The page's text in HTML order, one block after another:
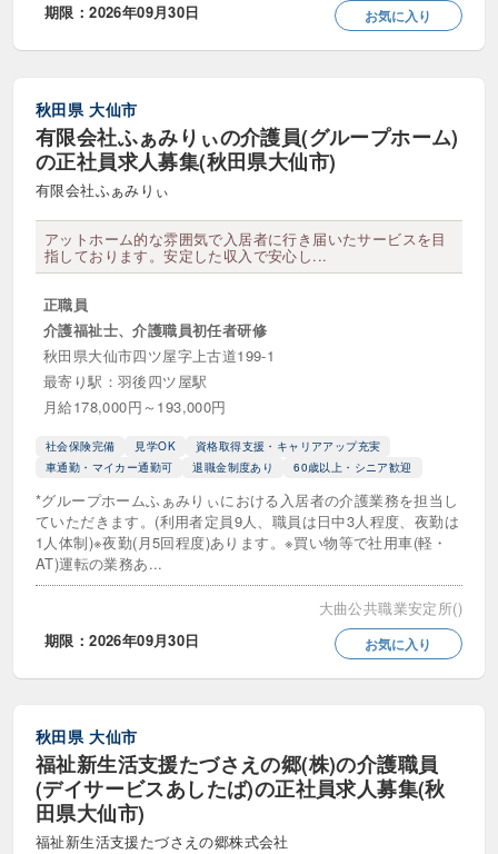
デイケア（通所リハビリテーション）
介護付き有料老人ホーム
介護老人保健施設（老健）
地域密着型通所介護
小規模多機能型居宅介護（看多機）
有料老人ホーム
特別養護老人ホーム（特養）
自立援助センター
高齢者マンション (シニア向け分譲マンション)
障がい福祉サービス
就労定着支援 就労移行支援
就労継続支援A型 就労継続支援B型
放課後等デイサービス
生活介護事業所 相談支援
自立訓練（機能訓練・生活訓練）
期限：2026年09月30日
お気に入り
秋田県 大仙市
有限会社ふぁみりぃの介護員(グループホーム)
の正社員求人募集(秋田県大仙市)
有限会社ふぁみりぃ
アットホーム的な雰囲気で入居者に行き届いたサービスを目
指しております。安定した収入で安心し...
正職員
介護福祉士、介護職員初任者研修
秋田県大仙市四ツ屋字上古道199-1
最寄り駅：羽後四ツ屋駅
月給178,000円～193,000円
社会保険完備 見学OK
資格取得支援・キャリアアップ充実
車通勤・マイカー通勤可
退職金制度あり 60歳以上・シニア歓迎
*グループホームふぁみりぃにおける入居者の介護業務を担当し
ていただきます。(利用者定員9人、職員は日中3人程度、夜勤は
1人体制)※夜勤(月5回程度)あります。※買い物等で社用車(軽・
AT)運転の業務あ...
大曲公共職業安定所()
期限：2026年09月30日
お気に入り
秋田県 大仙市
福祉新生活支援たづさえの郷(株)の介護職員
(デイサービスあしたば)の正社員求人募集(秋
田県大仙市)
福祉新生活支援たづさえの郷株式会社